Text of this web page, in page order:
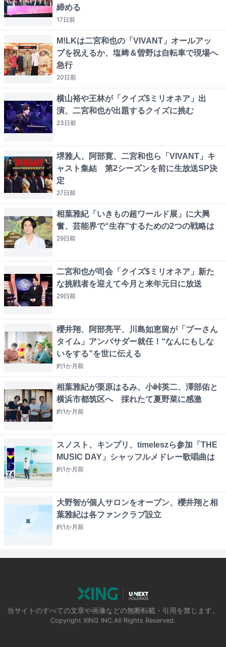
締める
17日前
M!LKは二宮和也の「VIVANT」オールアッ
プを祝えるか、塩﨑＆曽野は自転車で現場へ
急行
20日前
横山裕や王林が「クイズ$ミリオネア」出
演、二宮和也が出題するクイズに挑む
23日前
堺雅人、阿部寛、二宮和也ら「VIVANT」キ
ャスト集結 第2シーズンを前に生放送SP決
定
27日前
相葉雅紀「いきもの超ワールド展」に大興
奮、芸能界で“生存”するための2つの戦略は
29日前
二宮和也が司会「クイズ$ミリオネア」新た
な挑戦者を迎えて今月と来年元日に放送
29日前
櫻井翔、阿部亮平、川島如恵留が「プーさん
タイム」アンバサダー就任！“なんにもしな
いをする”を世に伝える
約1か月前
相葉雅紀が栗原はるみ、小峠英二、澤部佑と
横浜市都筑区へ 採れたて夏野菜に感激
約1か月前
スノスト、キンプリ、timeleszら参加「THE
MUSIC DAY」シャッフルメドレー歌唱曲は
約1か月前
大野智が個人サロンをオープン、櫻井翔と相
葉雅紀は各ファンクラブ設立
約1か月前
当サイトのすべての文章や画像などの無断転載・引用を禁じます。
Copyright XING INC.All Rights Reserved.